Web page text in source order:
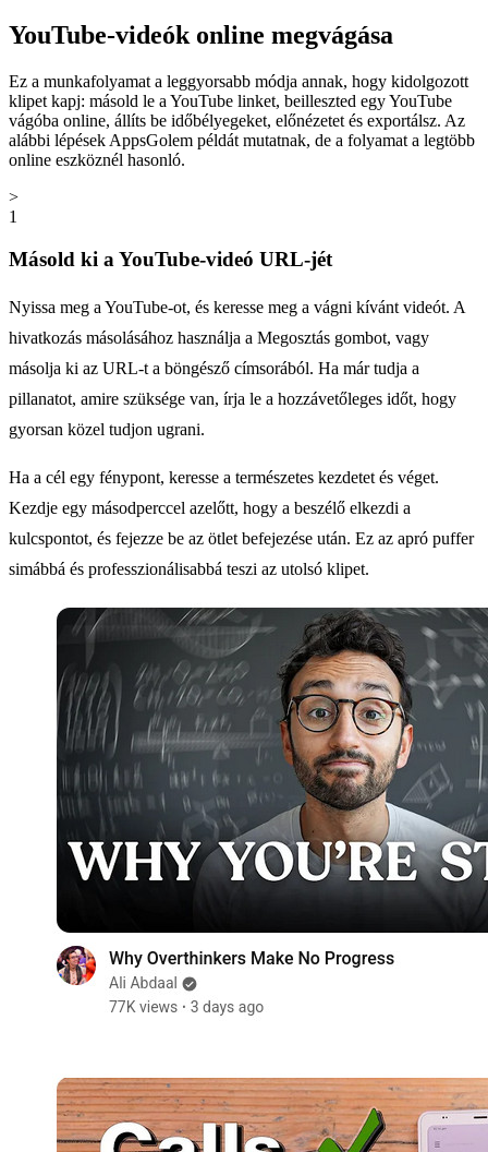
YouTube-videók online megvágása
Ez a munkafolyamat a leggyorsabb módja annak, hogy kidolgozott
klipet kapj: másold le a YouTube linket, beilleszted egy YouTube
vágóba online, állíts be időbélyegeket, előnézetet és exportálsz. Az
alábbi lépések AppsGolem példát mutatnak, de a folyamat a legtöbb
online eszköznél hasonló.
>
1
Másold ki a YouTube-videó URL-jét
Nyissa meg a YouTube-ot, és keresse meg a vágni kívánt videót. A
hivatkozás másolásához használja a Megosztás gombot, vagy
másolja ki az URL-t a böngésző címsorából. Ha már tudja a
pillanatot, amire szüksége van, írja le a hozzávetőleges időt, hogy
gyorsan közel tudjon ugrani.
Ha a cél egy fénypont, keresse a természetes kezdetet és véget.
Kezdje egy másodperccel azelőtt, hogy a beszélő elkezdi a
kulcspontot, és fejezze be az ötlet befejezése után. Ez az apró puffer
simábbá és professzionálisabbá teszi az utolsó klipet.